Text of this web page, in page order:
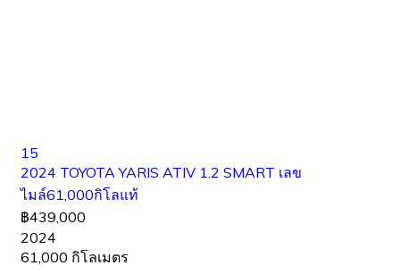
15
2024 TOYOTA YARIS ATIV 1.2 SMART เลข
ไมล์61,000กิโลแท้
฿439,000
2024
61,000 กิโลเมตร